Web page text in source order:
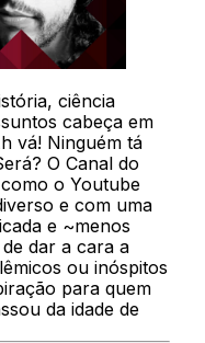
ciência
cabeça em
vá! Ninguém tá
O Canal do
o Youtube
e com uma
e ~menos
dar a cara a
ou inóspitos
para quem
da idade de